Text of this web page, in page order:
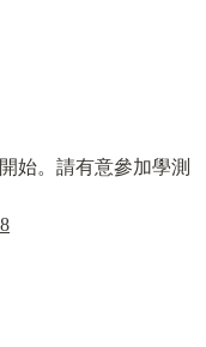
始。請有意參加學測